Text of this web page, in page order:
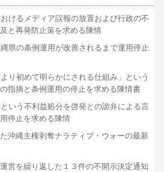
おけるメディア誤報の放置および行政の不
と再発防止策を求める陳情
縄県の条例運用が改善されるまで運用停止
より初めて明らかにされる仕組み」という
指摘と条例運用の停止を求める陳情書
という不利益処分を啓発との詭弁による言
停止を求める陳情
沖縄主権剥奪ナラティブ・ウォーの最新
営を繰り返した１３件の不開示決定通知